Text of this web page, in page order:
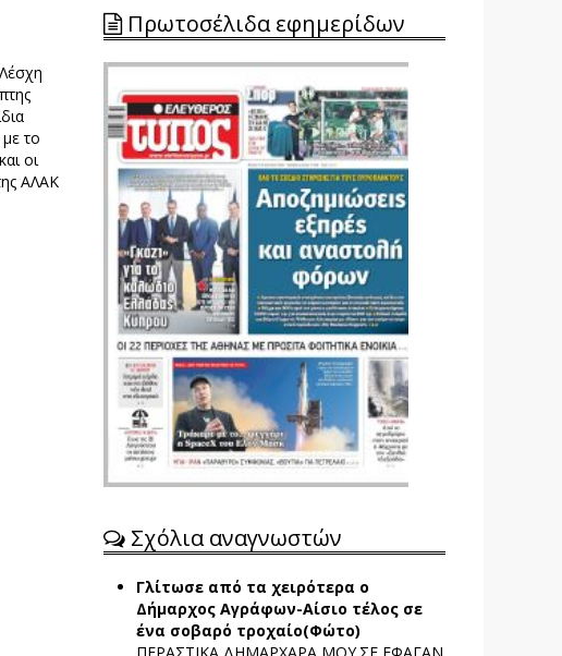
το
οι
ΑΛΑΚ
Πρωτοσέλιδα εφημερίδων
Σχόλια αναγνωστών
Γλίτωσε από τα χειρότερα ο
Δήμαρχος Αγράφων-Αίσιο τέλος σε
ένα σοβαρό τροχαίο(Φώτο)